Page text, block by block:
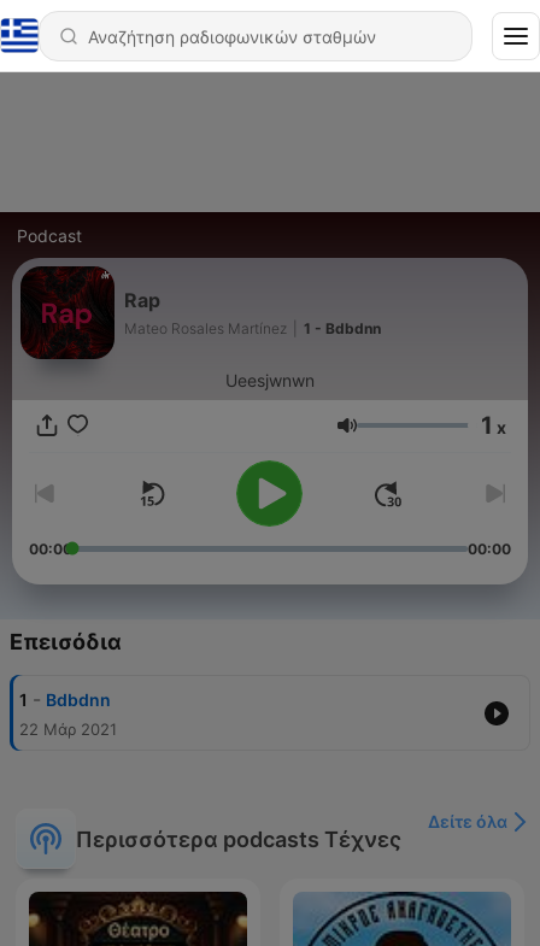
Podcast
Rap
Mateo Rosales Martínez 1 - Bdbdnn
Ueesjwnwn
Ένταση 1 x
00:00 00:00
Επεισόδια
1 - Bdbdnn
22 Μάρ 2021
Περισσότερα podcasts Τέχνες
Δείτε όλα